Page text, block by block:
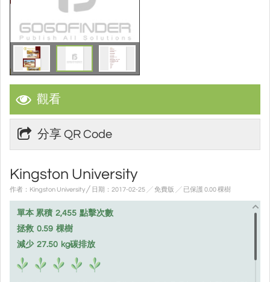
觀看
分享 QR Code
Kingston University
作者：Kingston University ╱ 日期：2017-02-25 ╱ 免費版 ╱ 已保護 0.00 棵樹
單本 累積 2,455 點擊次數
拯救 0.59 棵樹
減少 27.50 kg碳排放